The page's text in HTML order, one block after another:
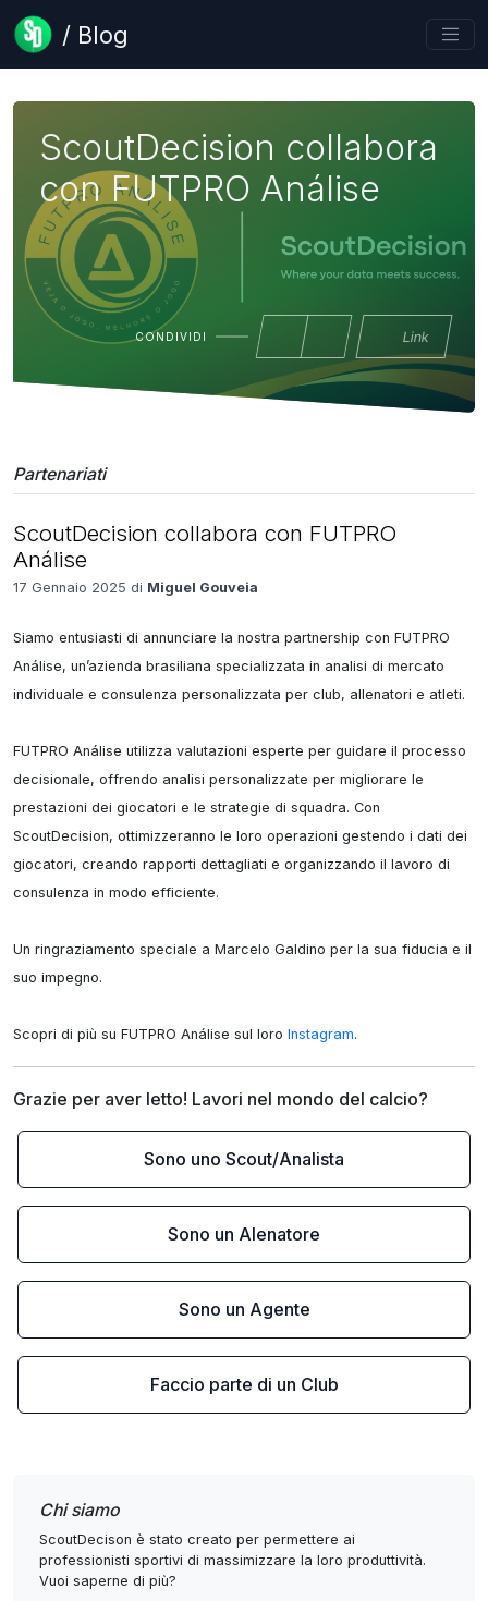
/ Blog
ScoutDecision collabora
con FUTPRO Análise
CONDIVIDI Link
Partenariati
ScoutDecision collabora con FUTPRO
Análise
17 Gennaio 2025 di Miguel Gouveia
Siamo entusiasti di annunciare la nostra partnership con FUTPRO
Análise, un’azienda brasiliana specializzata in analisi di mercato
individuale e consulenza personalizzata per club, allenatori e atleti.
FUTPRO Análise utilizza valutazioni esperte per guidare il processo
decisionale, offrendo analisi personalizzate per migliorare le
prestazioni dei giocatori e le strategie di squadra. Con
ScoutDecision, ottimizzeranno le loro operazioni gestendo i dati dei
giocatori, creando rapporti dettagliati e organizzando il lavoro di
consulenza in modo efficiente.
Un ringraziamento speciale a Marcelo Galdino per la sua fiducia e il
suo impegno.
Scopri di più su FUTPRO Análise sul loro Instagram.
Grazie per aver letto! Lavori nel mondo del calcio?
Sono uno Scout/Analista
Sono un Alenatore
Sono un Agente
Faccio parte di un Club
Chi siamo
ScoutDecison è stato creato per permettere ai
professionisti sportivi di massimizzare la loro produttività.
Vuoi saperne di più?